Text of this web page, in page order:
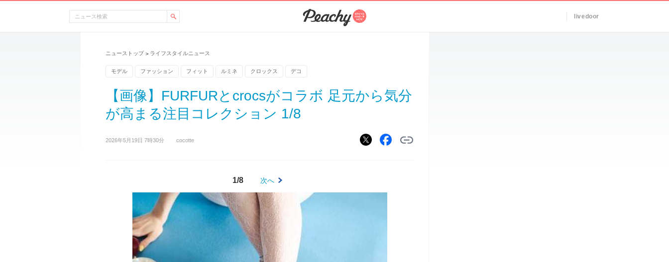
livedoor
ニューストップ > ライフスタイルニュース
モデル ファッション フィット ルミネ クロックス デコ
【画像】FURFURとcrocsがコラボ 足元から気分
が高まる注目コレクション 1/8
2026年5月19日 7時30分 cocotte
1/8 次へ